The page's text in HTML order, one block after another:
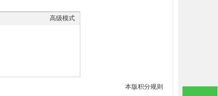
高级模式
本版积分规则